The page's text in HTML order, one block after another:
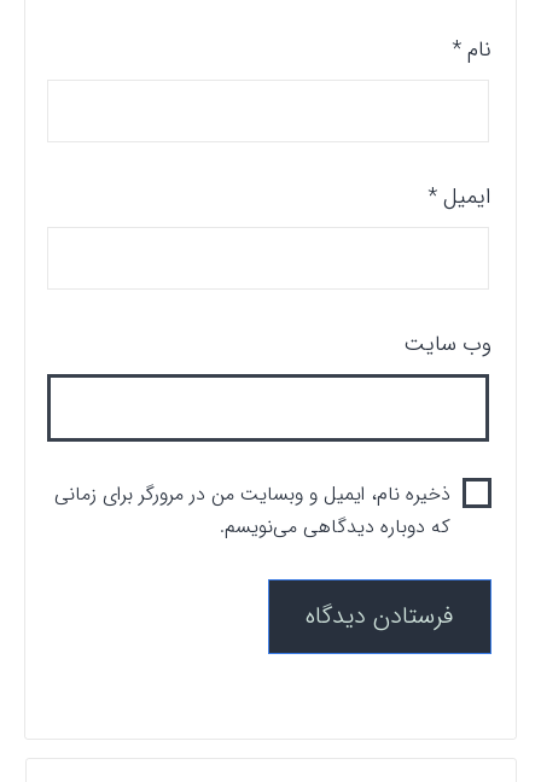
نام*
ایمیل*
وب‌ سایت
ذخیره نام، ایمیل و وبسایت من در مرورگر برای زمانی
که دوباره دیدگاهی می‌نویسم.